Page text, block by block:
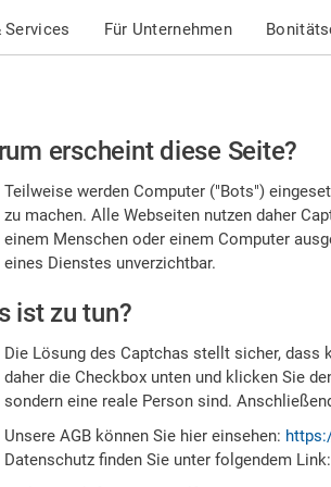
Services Für Unternehmen
erscheint diese Seite?
Teilweise werden Computer ("Bots")
zu machen. Alle Webseiten nutzen daher
einem Menschen oder einem Computer
eines Dienstes unverzichtbar.
ist zu tun?
Die Lösung des Captchas stellt sicher,
daher die Checkbox unten und klicken Sie
sondern eine reale Person sind.
Unsere AGB können Sie hier einsehen:
Datenschutz finden Sie unter folgendem Link: